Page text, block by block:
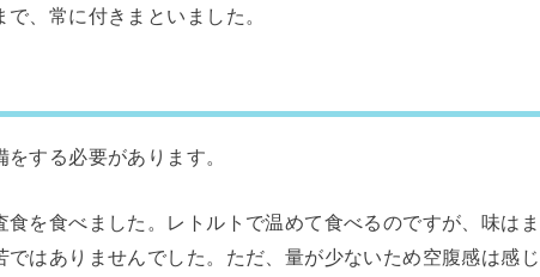
、常に付きまといました。
する必要があります。
を食べました。レトルトで温めて食べるのですが、味はま
はありませんでした。ただ、量が少ないため空腹感は感じ